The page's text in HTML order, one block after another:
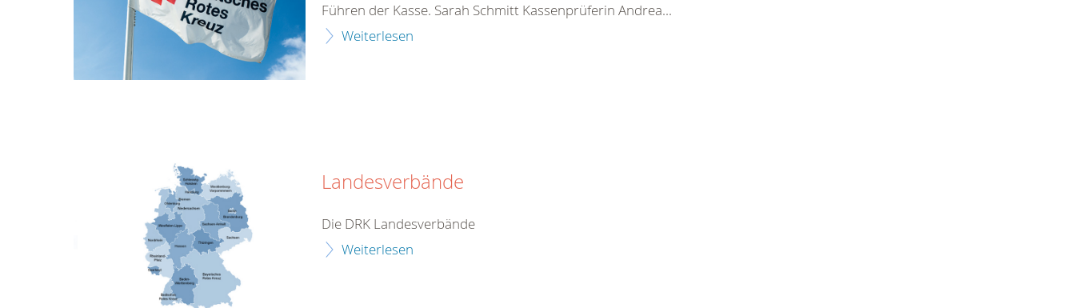
Führen der Kasse. Sarah Schmitt Kassenprüferin Andrea...
Weiterlesen
Landesverbände
Die DRK Landesverbände
Weiterlesen